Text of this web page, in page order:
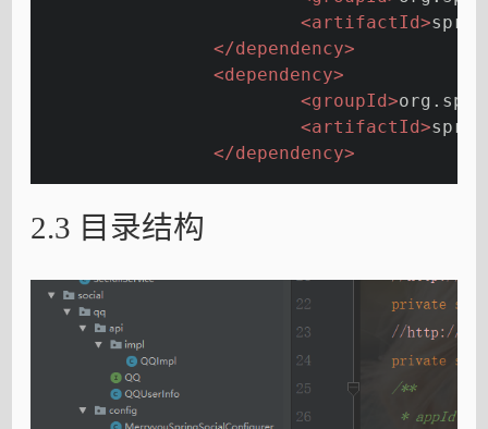
<artifactId>
</dependency>
<dependency>
<groupId>
<artifactId>
</dependency>
2.3 目录结构